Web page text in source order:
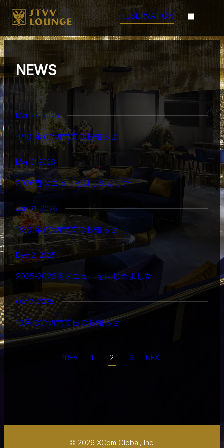
RESERVATION
CONCEPT
MENU
SCENES
ACCESS
NEWS
Mar 23, 2026
4/10(金)貸切営業のお知らせ
Mar 3, 2026
2026春メニューをはじめました
Jan 21, 2026
1/30(金)貸切営業のお知らせ
Dec 2, 2025
2025-2026冬メニューをはじめました
Oct 2, 2025
10月の貸切営業日のお知らせ
PREV 1 2 3 NEXT
© 2026 XCom Global, Inc.